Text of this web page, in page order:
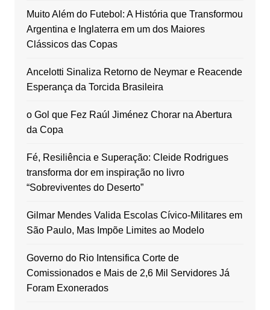
Muito Além do Futebol: A História que Transformou
Argentina e Inglaterra em um dos Maiores
Clássicos das Copas
Ancelotti Sinaliza Retorno de Neymar e Reacende
Esperança da Torcida Brasileira
o Gol que Fez Raúl Jiménez Chorar na Abertura
da Copa
Fé, Resiliência e Superação: Cleide Rodrigues
transforma dor em inspiração no livro
“Sobreviventes do Deserto”
Gilmar Mendes Valida Escolas Cívico-Militares em
São Paulo, Mas Impõe Limites ao Modelo
Governo do Rio Intensifica Corte de
Comissionados e Mais de 2,6 Mil Servidores Já
Foram Exonerados